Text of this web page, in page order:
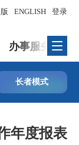
登录
ENGLISH
办事服务
长者模式
年度报表